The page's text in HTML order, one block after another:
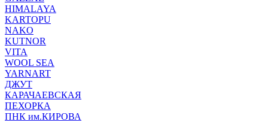
HIMALAYA
KARTOPU
NAKO
KUTNOR
VITA
WOOL SEA
YARNART
ДЖУТ
КАРАЧАЕВСКАЯ
ПЕХОРКА
ПНК им.КИРОВА